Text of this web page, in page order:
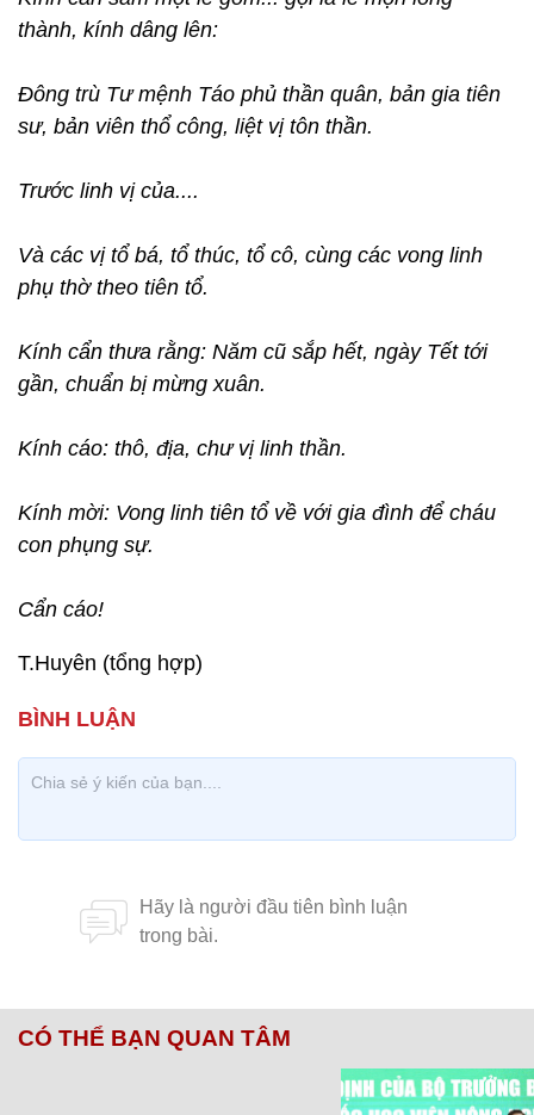
thành, kính dâng lên:
Đông trù Tư mệnh Táo phủ thần quân, bản gia tiên
sư, bản viên thổ công, liệt vị tôn thần.
Trước linh vị của....
Và các vị tổ bá, tổ thúc, tổ cô, cùng các vong linh
phụ thờ theo tiên tổ.
Kính cẩn thưa rằng: Năm cũ sắp hết, ngày Tết tới
gần, chuẩn bị mừng xuân.
Kính cáo: thô, địa, chư vị linh thần.
Kính mời: Vong linh tiên tổ về với gia đình để cháu
con phụng sự.
Cẩn cáo!
T.Huyên (tổng hợp)
CÓ THỂ BẠN QUAN TÂM